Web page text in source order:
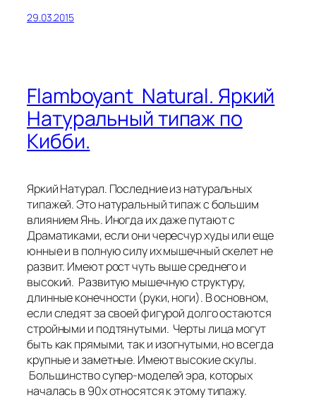
29.03.2015
Flamboyant Natural. Яркий
Натуральный типаж по
Кибби.
Яркий Натурал. Последние из натуральных
типажей. Это натуральный типаж с большим
влиянием Янь. Иногда их даже путают с
Драматиками, если они чересчур худы или еще
юнные и в полную силу их мышечный скелет не
развит. Имеют рост чуть выше среднего и
высокий. Развитую мышечную структуру,
длинные конечности (руки, ноги). В основном,
если следят за своей фигурой долго остаются
стройными и подтянутыми. Черты лица могут
быть как прямыми, так и изогнутыми, но всегда
крупные и заметные. Имеют высокие скулы.
Большинство супер-моделей эра, которых
началась в 90х относятся к этому типажу.